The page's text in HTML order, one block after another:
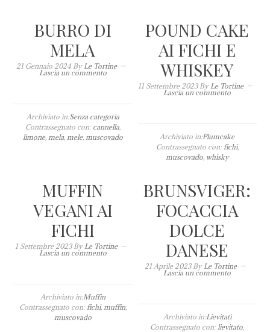
BURRO DI
MELA
21 Gennaio 2024ByLe Tortine
Lascia un commento
Archiviato in:Senza categoria
Contrassegnato con: cannella,
limone, mela, mele, muscovado
POUND CAKE
AI FICHI E
WHISKEY
11 Settembre 2023ByLe Tortine
Lascia un commento
Archiviato in:Plumcake
Contrassegnato con: fichi,
muscovado, whisky
MUFFIN
VEGANI AI
FICHI
1 Settembre 2023ByLe Tortine
Lascia un commento
Archiviato in:Muffin
Contrassegnato con: fichi, muffin,
muscovado
BRUNSVIGER:
FOCACCIA
DOLCE
DANESE
21 Aprile 2023ByLe Tortine
Lascia un commento
Archiviato in:Lievitati
Contrassegnato con:lievitato,